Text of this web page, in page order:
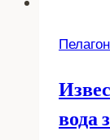
вода